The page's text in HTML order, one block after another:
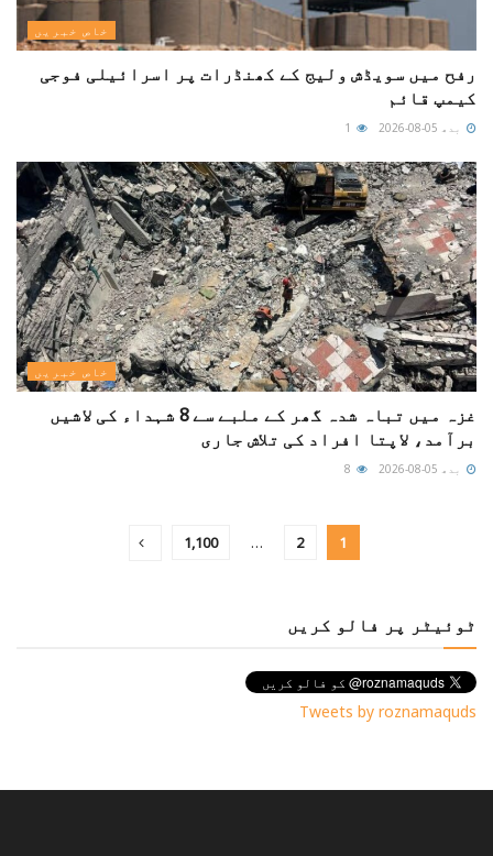
خاص خبریں
رفح میں سویڈش ولیج کے کھنڈرات پر اسرائیلی فوجی
کیمپ قائم
بدھ 05-08-2026
خاص خبریں
غزہ میں تباہ شدہ گھر کے ملبے سے 8 شہداء کی لاشیں
برآمد، لاپتا افراد کی تلاش جاری
بدھ 05-08-2026
1
2
…
1,100
ٹوئیٹر پر فالو کریں
Tweets by roznamaquds